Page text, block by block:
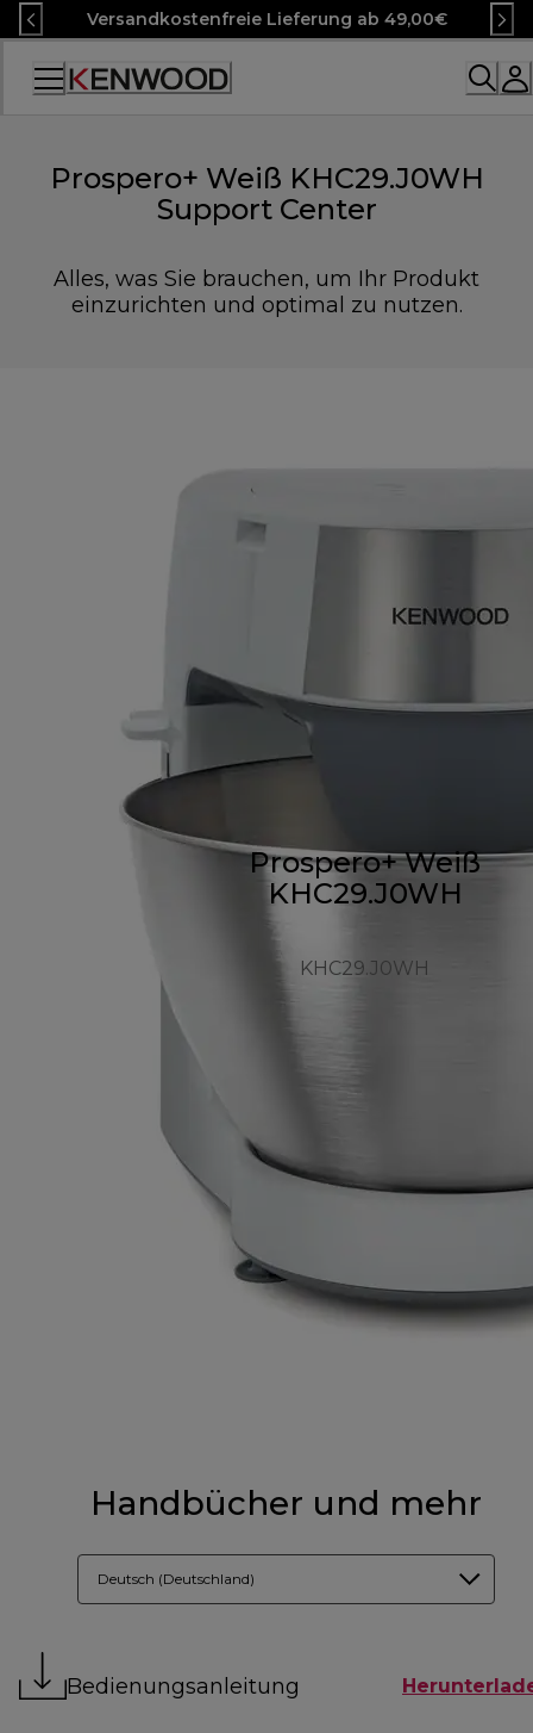
Skip
to
Content
Versandkostenfreie Lieferung ab 49,00€
Accessibility
Prospero+ Weiß KHC29.J0WH
Support Center
Alles, was Sie brauchen, um Ihr Produkt
einzurichten und optimal zu nutzen.
Prospero+ Weiß
KHC29.J0WH
KHC29.J0WH
Handbücher und mehr
Deutsch (Deutschland)
Bedienungsanleitung